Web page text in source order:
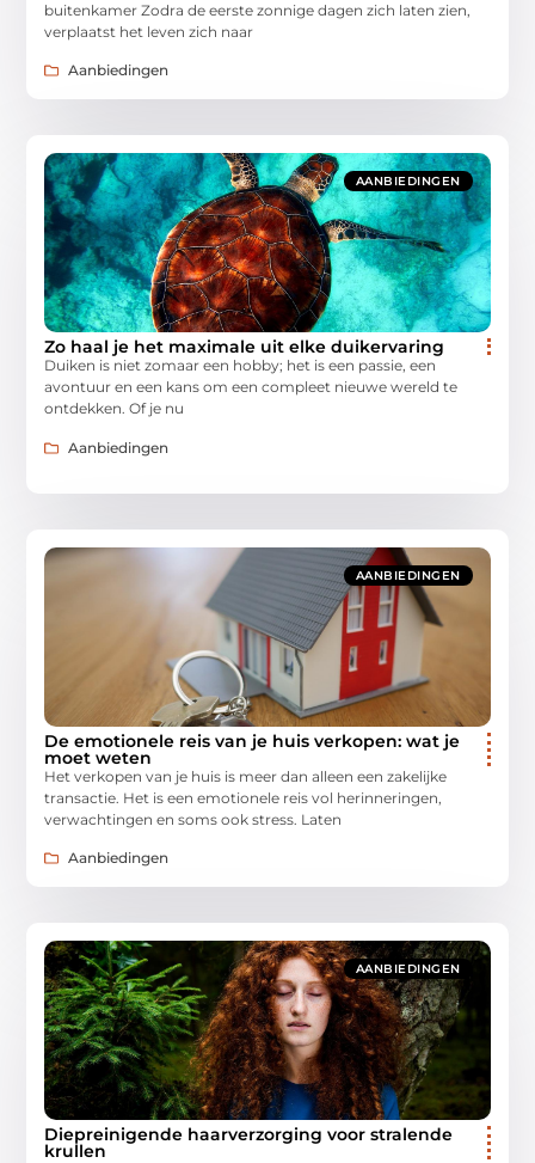
buitenkamer Zodra de eerste zonnige dagen zich laten zien,
verplaatst het leven zich naar
Aanbiedingen
AANBIEDINGEN
Zo haal je het maximale uit elke duikervaring
Duiken is niet zomaar een hobby; het is een passie, een
avontuur en een kans om een compleet nieuwe wereld te
ontdekken. Of je nu
Aanbiedingen
AANBIEDINGEN
De emotionele reis van je huis verkopen: wat je
moet weten
Het verkopen van je huis is meer dan alleen een zakelijke
transactie. Het is een emotionele reis vol herinneringen,
verwachtingen en soms ook stress. Laten
Aanbiedingen
AANBIEDINGEN
Diepreinigende haarverzorging voor stralende
krullen